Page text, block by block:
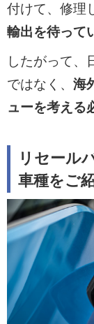
付けて、修理
輸出を待って
したがって、
ではなく、 海
ューを考える
リセール
車種をご